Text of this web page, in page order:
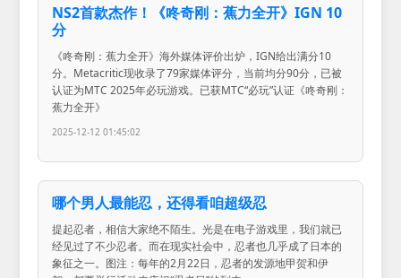
NS2首款杰作！《咚奇刚：蕉力全开》IGN 10
分
《咚奇刚：蕉力全开》海外媒体评价出炉，IGN给出满分10
分。Metacritic现收录了79家媒体评分，当前均分90分，已被
认证为MTC 2025年必玩游戏。已获MTC“必玩”认证《咚奇刚：
蕉力全开》
2025-12-12 01:45:02
哪个男人最能忍，还得看咱超级忍
提起忍者，相信大家绝不陌生。光是在电子游戏里，我们就已
经见过了不少忍者。而在现实社会中，忍者也几乎成了日本的
象征之一。图注：每年的2月22日，忍者的发源地甲贺和伊